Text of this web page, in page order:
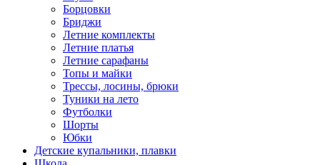
Борцовки
Бриджи
Летние комплекты
Летние платья
Летние сарафаны
Топы и майки
Трессы, лосины, брюки
Туники на лето
Футболки
Шорты
Юбки
Детские купальники, плавки